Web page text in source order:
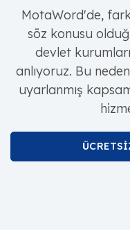
MotaWord'de,
söz konusu
devlet
anlıyoruz. Bu
uyarlanmış